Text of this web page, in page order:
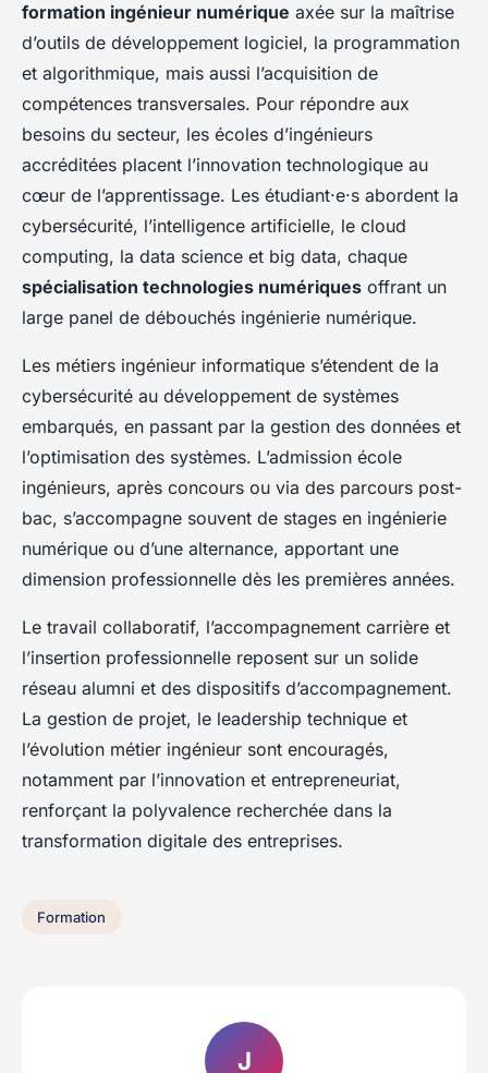
formation ingénieur numérique axée sur la maîtrise
d’outils de développement logiciel, la programmation
et algorithmique, mais aussi l’acquisition de
compétences transversales. Pour répondre aux
besoins du secteur, les écoles d’ingénieurs
accréditées placent l’innovation technologique au
cœur de l’apprentissage. Les étudiant·e·s abordent la
cybersécurité, l’intelligence artificielle, le cloud
computing, la data science et big data, chaque
spécialisation technologies numériques offrant un
large panel de débouchés ingénierie numérique.
Les métiers ingénieur informatique s’étendent de la
cybersécurité au développement de systèmes
embarqués, en passant par la gestion des données et
l’optimisation des systèmes. L’admission école
ingénieurs, après concours ou via des parcours post-
bac, s’accompagne souvent de stages en ingénierie
numérique ou d’une alternance, apportant une
dimension professionnelle dès les premières années.
Le travail collaboratif, l’accompagnement carrière et
l’insertion professionnelle reposent sur un solide
réseau alumni et des dispositifs d’accompagnement.
La gestion de projet, le leadership technique et
l’évolution métier ingénieur sont encouragés,
notamment par l’innovation et entrepreneuriat,
renforçant la polyvalence recherchée dans la
transformation digitale des entreprises.
Formation
J